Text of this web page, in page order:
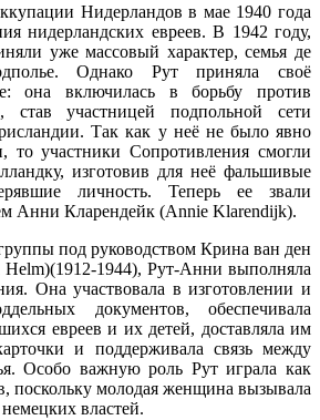
Нидерландов в мае 1940 года
нидерландских евреев. В 1942 году,
уже массовый характер, семья де
Однако Рут приняла своё
она включилась в борьбу против
став участницей подпольной сети
Так как у неё не было явно
то участники Сопротивления смогли
изготовив для неё фальшивые
личность. Теперь ее звали
Анни Кларендейк (Annie Klarendijk).
под руководством Крина ван ден
1944), Рут-Анни выполняла
Она участвовала в изготовлении и
документов, обеспечивала
евреев и их детей, доставляла им
и поддерживала связь между
Особо важную роль Рут играла как
поскольку молодая женщина вызывала
властей.